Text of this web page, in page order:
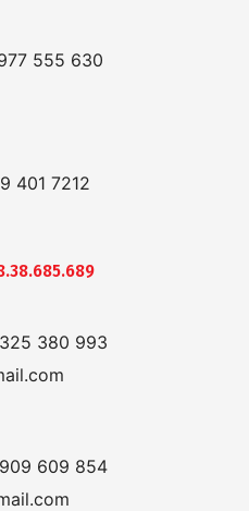
555 630
401 7212
380 993
609 854